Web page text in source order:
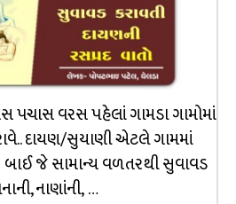
વરસ પહેલાં ગામડા ગામોમાં
દાયણ/સુયાણી એટલે ગામમાં
જે સામાન્ય વળતરથી સુવાવડ
નાણાંની, …